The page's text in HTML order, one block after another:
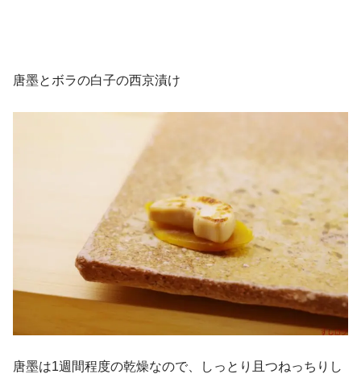
唐墨とボラの白子の西京漬け
唐墨は1週間程度の乾燥なので、しっとり且つねっちりし